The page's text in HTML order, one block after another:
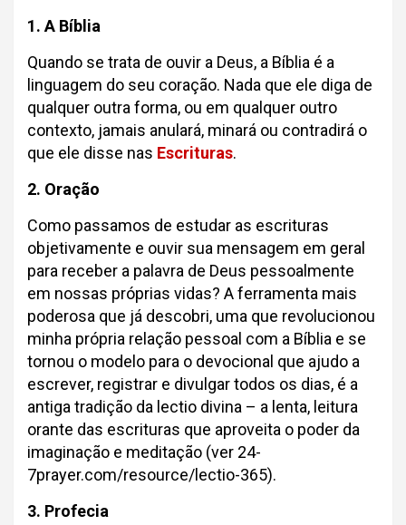
1. A Bíblia
Quando se trata de ouvir a Deus, a Bíblia é a
linguagem do seu coração. Nada que ele diga de
qualquer outra forma, ou em qualquer outro
contexto, jamais anulará, minará ou contradirá o
que ele disse nas Escrituras.
2. Oração
Como passamos de estudar as escrituras
objetivamente e ouvir sua mensagem em geral
para receber a palavra de Deus pessoalmente
em nossas próprias vidas? A ferramenta mais
poderosa que já descobri, uma que revolucionou
minha própria relação pessoal com a Bíblia e se
tornou o modelo para o devocional que ajudo a
escrever, registrar e divulgar todos os dias, é a
antiga tradição da lectio divina – a lenta, leitura
orante das escrituras que aproveita o poder da
imaginação e meditação (ver 24-
7prayer.com/resource/lectio-365).
3. Profecia